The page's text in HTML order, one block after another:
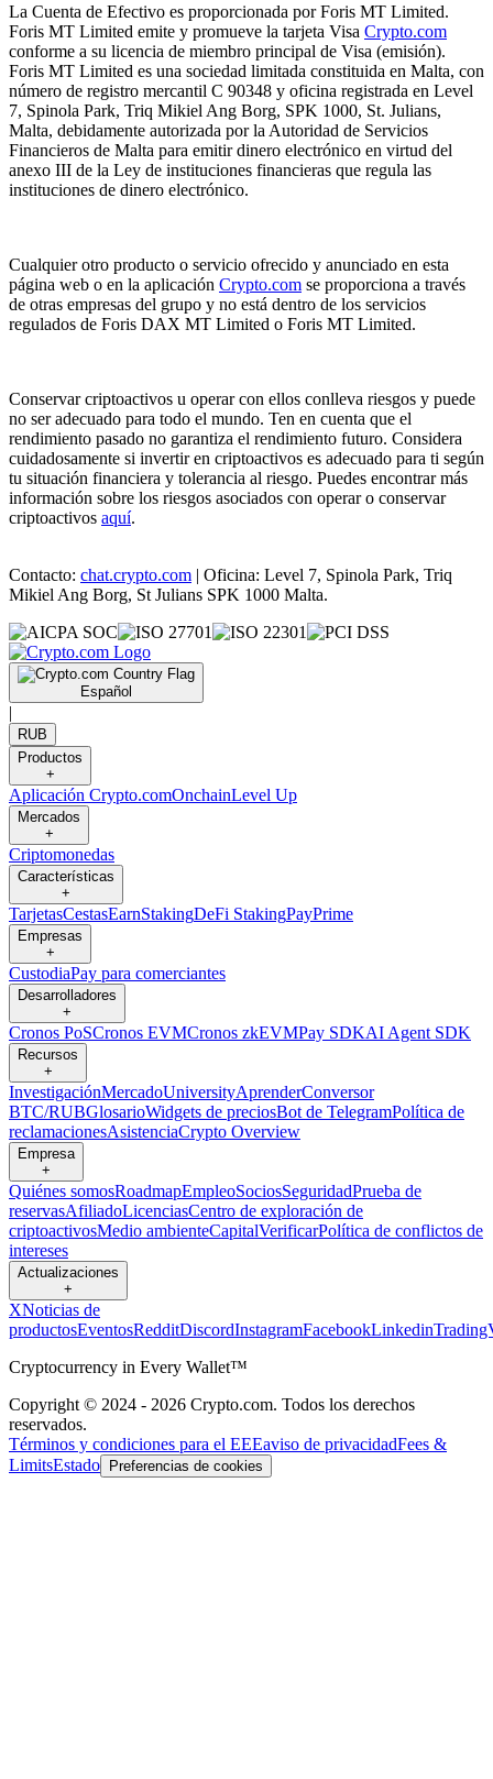
La Cuenta de Efectivo es proporcionada por Foris MT Limited.
Foris MT Limited emite y promueve la tarjeta Visa Crypto.com
conforme a su licencia de miembro principal de Visa (emisión).
Foris MT Limited es una sociedad limitada constituida en Malta, con
número de registro mercantil C 90348 y oficina registrada en Level
7, Spinola Park, Triq Mikiel Ang Borg, SPK 1000, St. Julians,
Malta, debidamente autorizada por la Autoridad de Servicios
Financieros de Malta para emitir dinero electrónico en virtud del
anexo III de la Ley de instituciones financieras que regula las
instituciones de dinero electrónico.
Cualquier otro producto o servicio ofrecido y anunciado en esta
página web o en la aplicación Crypto.com se proporciona a través
de otras empresas del grupo y no está dentro de los servicios
regulados de Foris DAX MT Limited o Foris MT Limited.
Conservar criptoactivos u operar con ellos conlleva riesgos y puede
no ser adecuado para todo el mundo. Ten en cuenta que el
rendimiento pasado no garantiza el rendimiento futuro. Considera
cuidadosamente si invertir en criptoactivos es adecuado para ti según
tu situación financiera y tolerancia al riesgo. Puedes encontrar más
información sobre los riesgos asociados con operar o conservar
criptoactivos aquí.
Contacto: chat.crypto.com | Oficina: Level 7, Spinola Park, Triq
Mikiel Ang Borg, St Julians SPK 1000 Malta.
Español
|
RUB
Productos
+
Aplicación Crypto.comOnchainLevel Up
Mercados
+
Criptomonedas
Características
+
TarjetasCestasEarnStakingDeFi StakingPayPrime
Empresas
+
CustodiaPay para comerciantes
Desarrolladores
+
Cronos PoSCronos EVMCronos zkEVMPay SDKAI Agent SDK
Recursos
+
InvestigaciónMercadoUniversityAprenderConversor
BTC/RUBGlosarioWidgets de preciosBot de TelegramPolítica de
reclamacionesAsistenciaCrypto Overview
Empresa
+
Quiénes somosRoadmapEmpleoSociosSeguridadPrueba de
reservasAfiliadoLicenciasCentro de exploración de
criptoactivosMedio ambienteCapitalVerificarPolítica de conflictos de
intereses
Actualizaciones
+
XNoticias de
productosEventosRedditDiscordInstagramFacebookLinkedin
Cryptocurrency in Every Wallet™
Copyright © 2024 - 2026 Crypto.com. Todos los derechos
reservados.
Términos y condiciones para el EEEaviso de privacidadFees &
LimitsEstado Preferencias de cookies